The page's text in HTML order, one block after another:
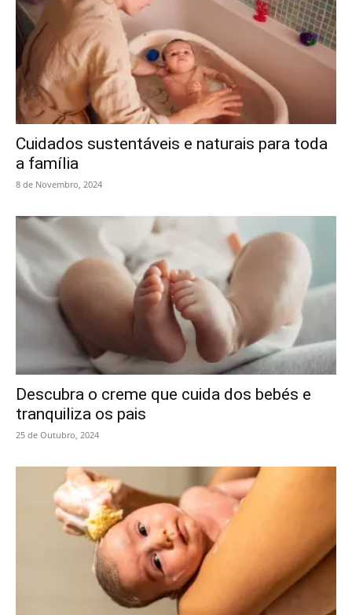
Cuidados sustentáveis e naturais para toda
a família
8 de Novembro, 2024
Descubra o creme que cuida dos bebés e
tranquiliza os pais
25 de Outubro, 2024